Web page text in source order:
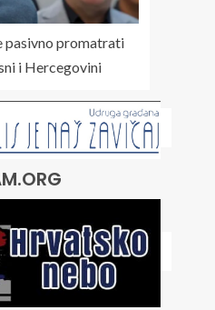
pasivno promatrati
i Hercegovini